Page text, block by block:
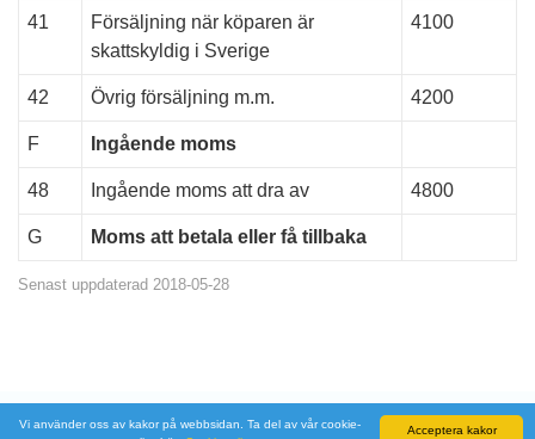
Acceptera kakor
Vi använder oss av kakor på webbsidan. Ta del av vår cookie-
41
Försäljning när köparen är
skattskyldig i Sverige
4100
42 Övrig försäljning m.m. 4200
F Ingående moms
48 Ingående moms att dra av 4800
G Moms att betala eller få tillbaka
Senast uppdaterad 2018-05-28
© 2026 Kapitas är en del avVerticelo familjen. Avtal och policies